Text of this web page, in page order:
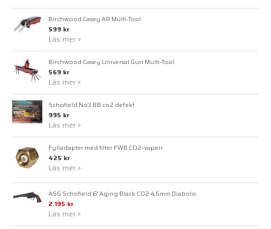
Birchwood Casey AR Multi-Tool
599 kr
Läs mer »
Birchwood Casey Universal Gun Multi-Tool
569 kr
Läs mer »
Schofield No3 BB co2 defekt
995 kr
Läs mer »
Fylladapter med filter FWB CO2-vapen
425 kr
Läs mer »
ASG Schofield 6" Aging Black CO2 4,5mm Diabolo
2.195 kr
Läs mer »